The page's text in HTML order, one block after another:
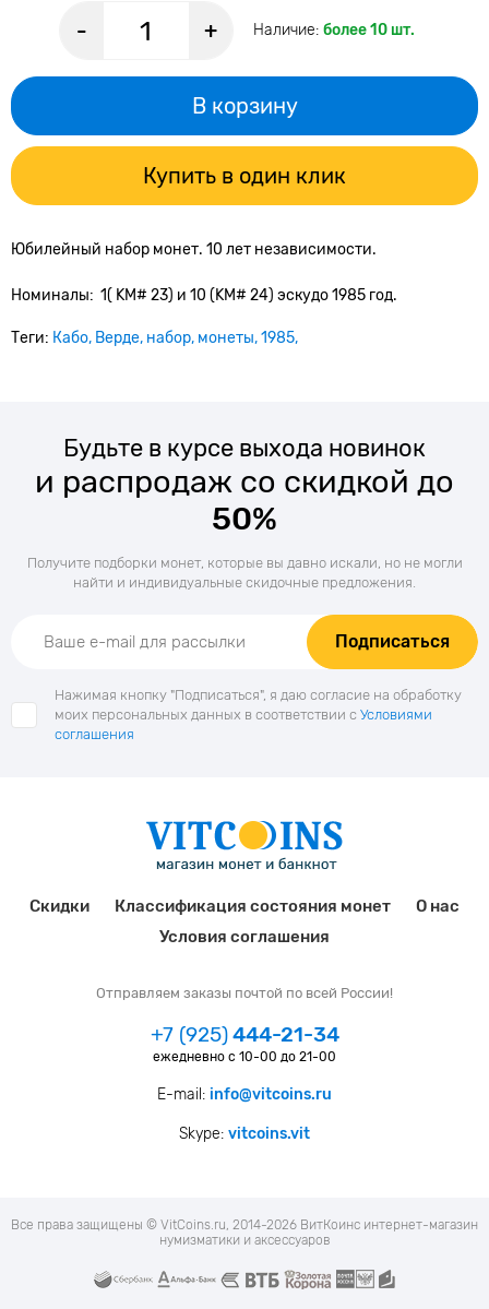
- + Наличие: более 10 шт.
В корзину
Купить в один клик
Юбилейный набор монет. 10 лет независимости.
Номиналы: 1( KM# 23) и 10 (KM# 24) эскудо 1985 год.
Теги: Кабо Верде набор монеты 1985
Будьте в курсе выхода новинок
и распродаж со скидкой до
50%
Получите подборки монет, которые вы давно искали, но не могли
найти и индивидуальные скидочные предложения.
Подписаться
Нажимая кнопку "Подписаться", я даю согласие на обработку
моих персональных данных в соответствии с Условиями
соглашения
Скидки Классификация состояния монет
О нас
Условия соглашения
Отправляем заказы почтой по всей России!
+7 (925)444-21-34
ежедневно с 10-00 до 21-00
E-mail: info@vitcoins.ru
Skype: vitcoins.vit
Все права защищены © VitCoins.ru, 2014-2026 ВитКоинс интернет-магазин
нумизматики и аксессуаров